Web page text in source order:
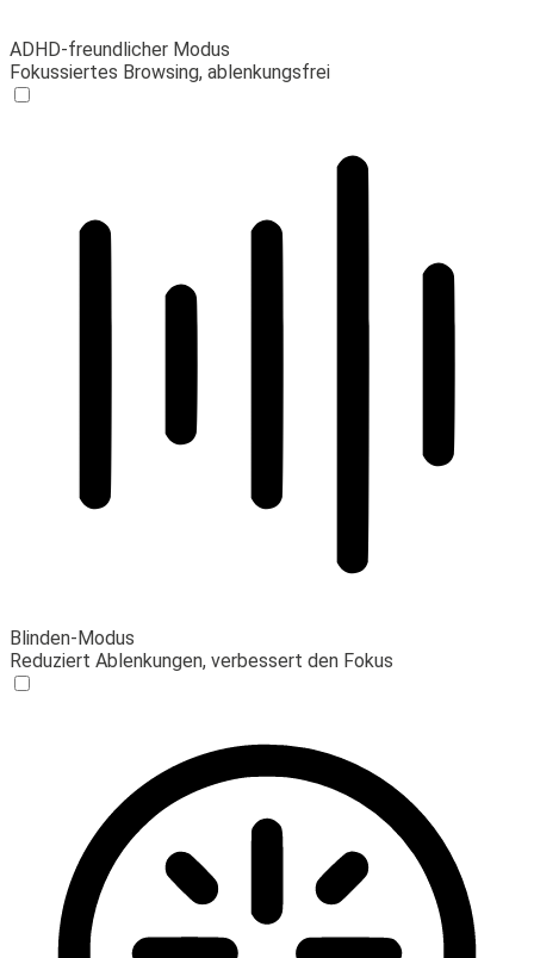
ADHD-freundlicher Modus
Fokussiertes Browsing, ablenkungsfrei
Blinden-Modus
Reduziert Ablenkungen, verbessert den Fokus